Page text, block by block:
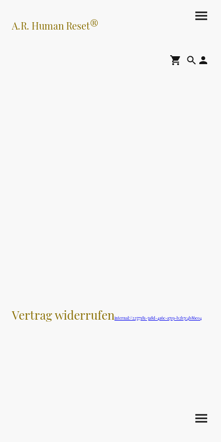
A.R. Human Reset®
Vertrag widerrufeninternal://22577181-5a8d-4a6c-a7e9-b2b7c4b86e04